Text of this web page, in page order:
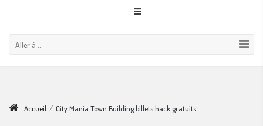
Aller à ...
Accueil / City Mania Town Building billets hack gratuits